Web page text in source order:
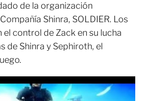
de la organización
Shinra, SOLDIER. Los
control de Zack en su lucha
de Shinra y Sephiroth, el